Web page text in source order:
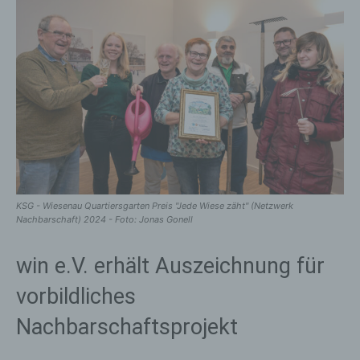
KSG - Wiesenau Quartiersgarten Preis "Jede Wiese zäht" (Netzwerk
Nachbarschaft) 2024 - Foto: Jonas Gonell
win e.V. erhält Auszeichnung für
vorbildliches
Nachbarschaftsprojekt